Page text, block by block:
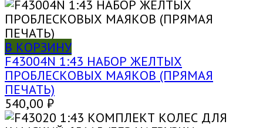
В КОРЗИНУ
F43004N 1:43 НАБОР ЖЕЛТЫХ
ПРОБЛЕСКОВЫХ МАЯКОВ (ПРЯМАЯ
ПЕЧАТЬ)
540,00 ₽